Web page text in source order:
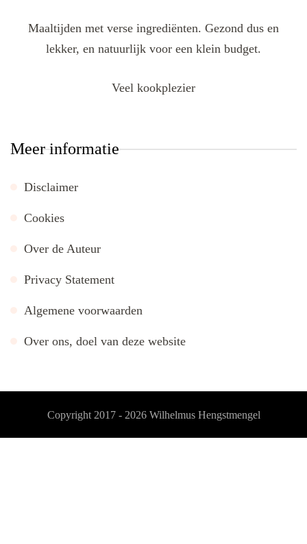
Maaltijden met verse ingrediënten. Gezond dus en
lekker, en natuurlijk voor een klein budget.
Veel kookplezier
Meer informatie
Disclaimer
Cookies
Over de Auteur
Privacy Statement
Algemene voorwaarden
Over ons, doel van deze website
Copyright 2017 - 2026 Wilhelmus Hengstmengel